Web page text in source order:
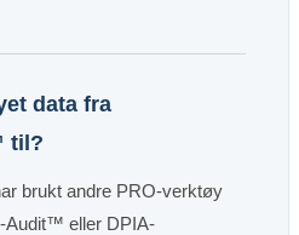
data fra
til?
brukt andre PRO-verktøy
Audit™ eller DPIA-